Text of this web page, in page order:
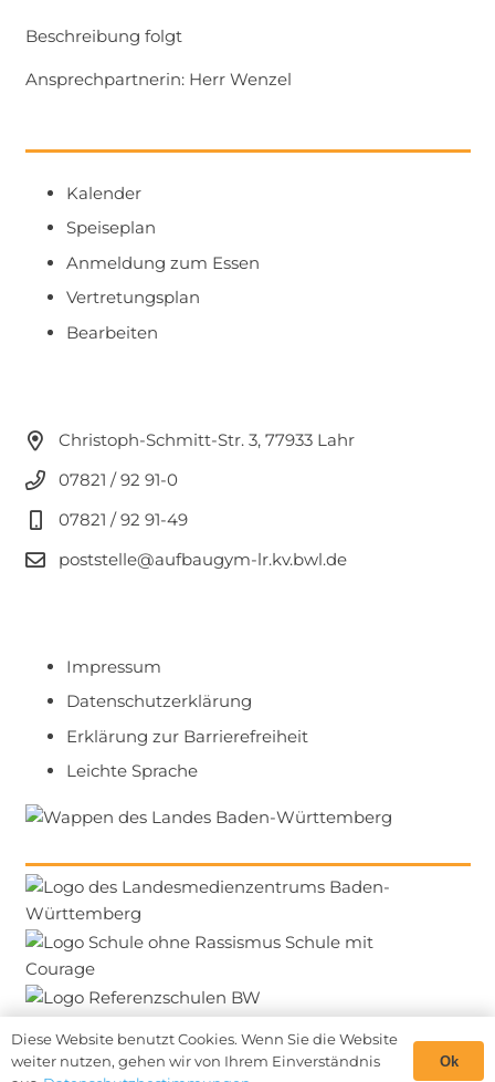
Beschreibung folgt
Ansprechpartnerin: Herr Wenzel
Kalender
Speiseplan
Anmeldung zum Essen
Vertretungsplan
Bearbeiten
Christoph-Schmitt-Str. 3, 77933 Lahr
07821 / 92 91-0
07821 / 92 91-49
poststelle@aufbaugym-lr.kv.bwl.de
Impressum
Datenschutzerklärung
Erklärung zur Barrierefreiheit
Leichte Sprache
Diese Website benutzt Cookies. Wenn Sie die Website
weiter nutzen, gehen wir von Ihrem Einverständnis
Ok